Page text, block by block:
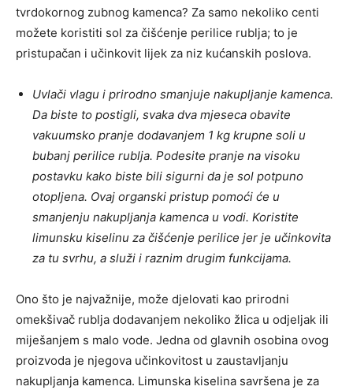
tvrdokornog zubnog kamenca? Za samo nekoliko centi
možete koristiti sol za čišćenje perilice rublja; to je
pristupačan i učinkovit lijek za niz kućanskih poslova.
Uvlači vlagu i prirodno smanjuje nakupljanje kamenca.
Da biste to postigli, svaka dva mjeseca obavite
vakuumsko pranje dodavanjem 1 kg krupne soli u
bubanj perilice rublja. Podesite pranje na visoku
postavku kako biste bili sigurni da je sol potpuno
otopljena. Ovaj organski pristup pomoći će u
smanjenju nakupljanja kamenca u vodi. Koristite
limunsku kiselinu za čišćenje perilice jer je učinkovita
za tu svrhu, a služi i raznim drugim funkcijama.
Ono što je najvažnije, može djelovati kao prirodni
omekšivač rublja dodavanjem nekoliko žlica u odjeljak ili
miješanjem s malo vode. Jedna od glavnih osobina ovog
proizvoda je njegova učinkovitost u zaustavljanju
nakupljanja kamenca. Limunska kiselina savršena je za